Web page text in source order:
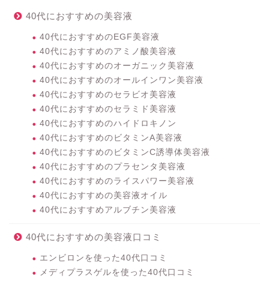
40代におすすめの美容液
40代におすすめのEGF美容液
40代におすすめのアミノ酸美容液
40代におすすめのオーガニック美容液
40代におすすめのオールインワン美容液
40代におすすめのセラビオ美容液
40代におすすめのセラミド美容液
40代におすすめのハイドロキノン
40代におすすめのビタミンA美容液
40代におすすめのビタミンC誘導体美容液
40代におすすめのプラセンタ美容液
40代におすすめのライスパワー美容液
40代におすすめの美容液オイル
40代におすすめアルブチン美容液
40代におすすめの美容液口コミ
エンビロンを使った40代口コミ
メディプラスゲルを使った40代口コミ